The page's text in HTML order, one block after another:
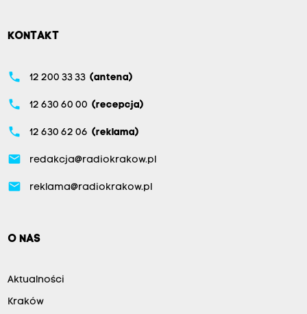
KONTAKT
phone 12 200 33 33 (antena)
phone 12 630 60 00 (recepcja)
phone 12 630 62 06 (reklama)
email redakcja@radiokrakow.pl
email reklama@radiokrakow.pl
O NAS
Aktualności
Kraków